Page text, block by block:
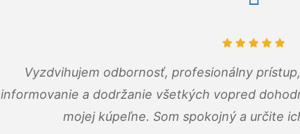
Vyzdvihujem odbornosť, profesionálny
informovanie a dodržanie všetkých vopred
mojej kúpeľne. Som spokojný a určite